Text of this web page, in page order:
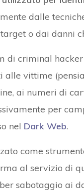
dalle
o dai danni
di criminal
vittime
ai numeri di
per
nel Dark Web.
come
al servizio di
sabotaggio ai